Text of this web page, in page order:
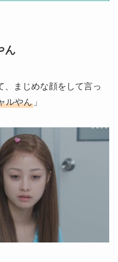
ん
、まじめな顔をして言っ
ルやん」